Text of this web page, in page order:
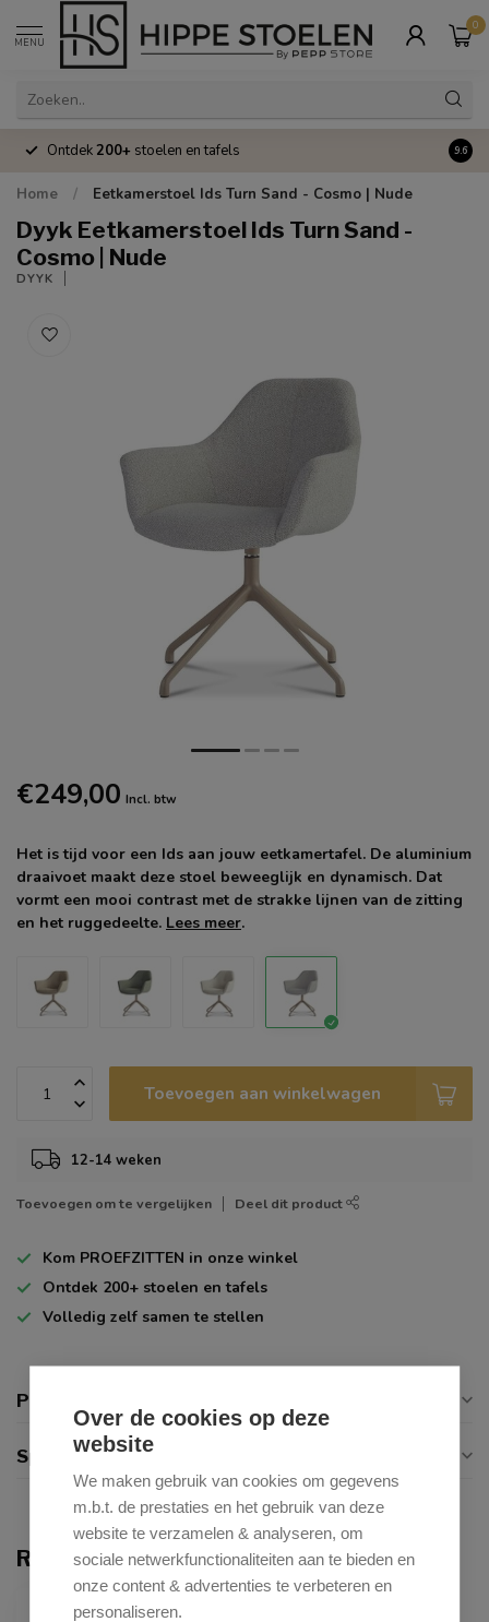
Over de cookies op deze
website
We maken gebruik van cookies om gegevens
m.b.t. de prestaties en het gebruik van deze
website te verzamelen & analyseren, om
sociale netwerkfunctionaliteiten aan te bieden en
onze content & advertenties te verbeteren en
personaliseren.
MENU
0
Ontdek200+ stoelen en tafels 9.6
Home / Eetkamerstoel Ids Turn Sand - Cosmo | Nude
Dyyk Eetkamerstoel Ids Turn Sand -
Cosmo | Nude
DYYK
€249,00 Incl. btw
Het is tijd voor een Ids aan jouw eetkamertafel. De aluminium
draaivoet maakt deze stoel beweeglijk en dynamisch. Dat
vormt een mooi contrast met de strakke lijnen van de zitting
en het ruggedeelte. Lees meer.
Toevoegen aan winkelwagen
12-14 weken
Toevoegen om te vergelijken Deel dit product
Kom PROEFZITTEN in onze winkel
Ontdek 200+ stoelen en tafels
Volledig zelf samen te stellen
Productomschrijving
Specificaties
Recent bekeken